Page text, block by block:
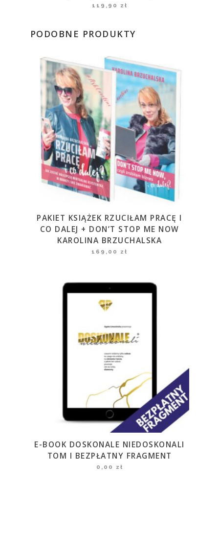
119,90 zł
PODOBNE PRODUKTY
PAKIET KSIĄŻEK RZUCIŁAM PRACĘ I
CO DALEJ + DON’T STOP ME NOW
KAROLINA BRZUCHALSKA
169,00 zł
E-BOOK DOSKONALE NIEDOSKONALI
TOM I BEZPŁATNY FRAGMENT
0,00 zł